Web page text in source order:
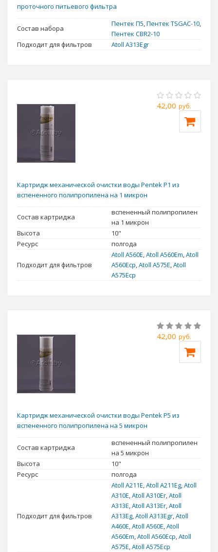
проточного питьевого фильтра
Состав набора
Пентек П5 Пентек TSGAC-10
Пентек CBR2-10
Подходит для фильтров
Atoll A313Egr
42,00 руб.
Картридж механической очистки воды Pentek P1 из
вспененного полипропилена на 1 микрон
Состав картриджа
вспененный полипропилен
на 1 микрон
Высота
10"
Ресурс
полгода
Подходит для фильтров
Atoll A560E Atoll A560Еm Atoll
A560Ecp Atoll A575E Atoll
A575Ecp
42,00 руб.
Картридж механической очистки воды Pentek P5 из
вспененного полипропилена на 5 микрон
Состав картриджа
вспененный полипропилен
на 5 микрон
Высота
10"
Ресурс
полгода
Подходит для фильтров
Atoll А211E Atoll A211Еg Atoll
A310E Atoll A310Er Atoll
A313E Atoll A313Er Atoll
А313Eg Atoll A313Egr Atoll
А460E Atoll A560E Atoll
A560Еm Atoll A560Ecp Atoll
A575E Atoll A575Ecp